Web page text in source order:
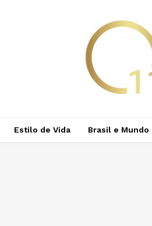
Estilo de Vida Brasil e Mundo